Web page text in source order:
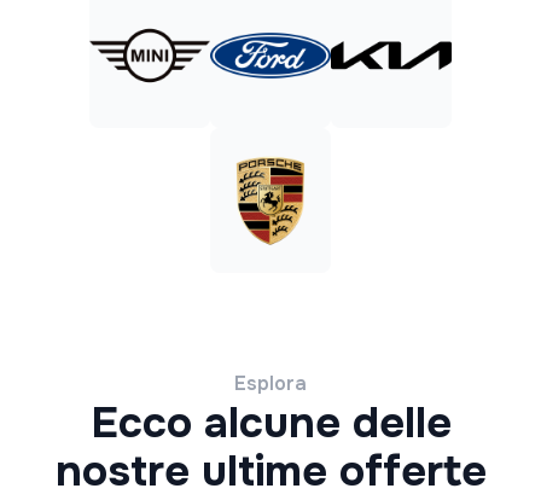
Esplora
Ecco alcune delle
nostre ultime offerte